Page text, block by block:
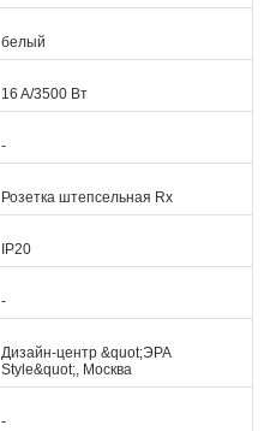
белый
16 A/3500 Вт
-
Розетка штепсельная Rx
IP20
-
Дизайн-центр &quot;ЭРА
Style&quot;, Москва
-